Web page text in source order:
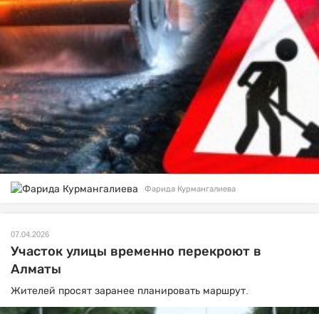
Фарида Курмангалиева
07.04.2026
Участок улицы временно перекроют в
Алматы
Жителей просят заранее планировать маршрут.